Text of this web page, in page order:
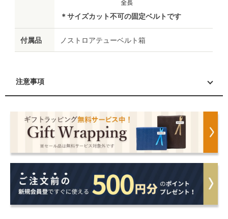
＊サイズカット不可の固定ベルトです
付属品 ノストロアテューベルト箱
注意事項